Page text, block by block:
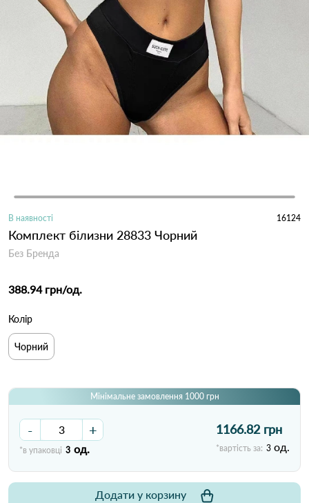
В наявності 16124
Комплект білизни 28833 Чорний
Без Бренда
388.94 грн/од.
Колір
Чорний
Мінімальне замовлення 1000 грн
- +
*в упаковці 3 од.
1166.82 грн
*вартість за: 3 од.
Додати у корзину